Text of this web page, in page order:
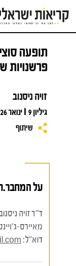
לתוכן
תופעה
פרשנויות
זויה ניסנוב
גיליון 9 I ינואר 2026 I גיליון רב-נושאי
שיתוף
על
ד"ר זויה
מאיירס-
דוא"ל: